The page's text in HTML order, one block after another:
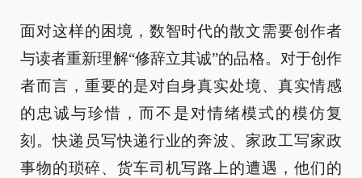
面对这样的困境，数智时代的散文需要创作者
与读者重新理解“修辞立其诚”的品格。对于创作
者而言，重要的是对自身真实处境、真实情感
的忠诚与珍惜，而不是对情绪模式的模仿复
刻。快递员写快递行业的奔波、家政工写家政
事物的琐碎、货车司机写路上的遭遇，他们的